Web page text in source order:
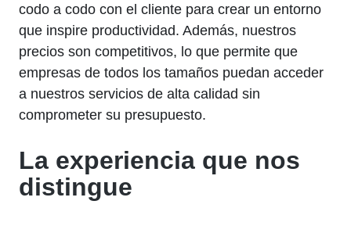
codo a codo con el cliente para crear un entorno
que inspire productividad. Además, nuestros
precios son competitivos, lo que permite que
empresas de todos los tamaños puedan acceder
a nuestros servicios de alta calidad sin
comprometer su presupuesto.
La experiencia que nos
distingue